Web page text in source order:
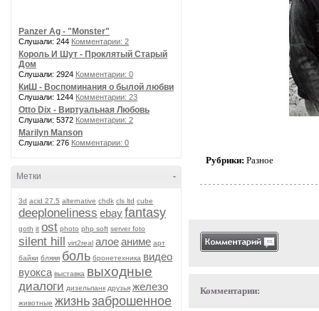
Panzer Ag - "Monster"
Слушали: 244 Комментарии: 2
Король И Шут - Проклятый Старый
Дом
Слушали: 2924 Комментарии: 0
КиШ - Воспоминания о былой любви
Слушали: 1244 Комментарии: 23
Otto Dix - Виртуальная Любовь
Слушали: 5372 Комментарии: 2
Marilyn Manson
Слушали: 276 Комментарии: 0
-
Метки
3d acid 27.5 alternative chdk cls ltd cube
deeploneliness ebayfantasy
goth it ost photo php soft server foto
silent hill virt2real алоеаниме арт
байки бляяя боль бронетехника видео
вуокса выставка выходные
диалоги дизельпанк друзья железо
животные жизньзаброшенное
Рубрики: Разное
Комментарии: